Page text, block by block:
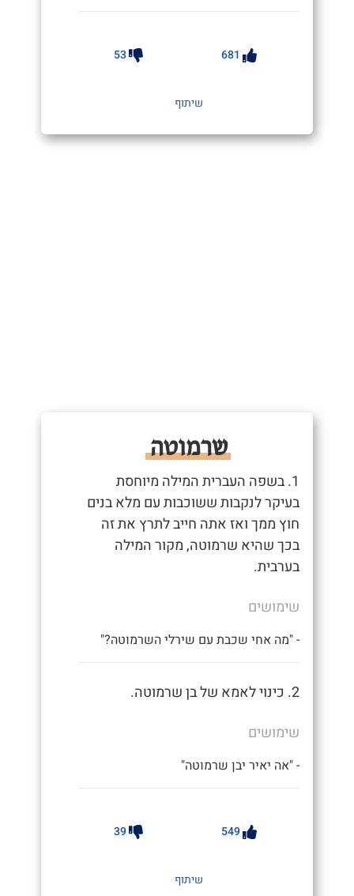
681
53
שיתוף
שרמוטה
1. בשפה העברית המילה מיוחסת
בעיקר לנקבות ששוכבות עם מלא בנים
חוץ ממך ואז אתה חייב לתרץ את זה
בכך שהיא שרמוטה, מקור המילה
בערבית.
שימושים
- "מה אחי שכבת עם שירלי השרמוטה?"
2. כינוי לאמא של בן שרמוטה.
שימושים
- "אה יאיר יבן שרמוטה"
549
39
שיתוף